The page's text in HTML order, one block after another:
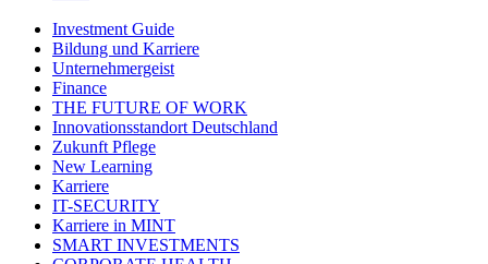
Investment Guide
Bildung und Karriere
Unternehmergeist
Finance
THE FUTURE OF WORK
Innovationsstandort Deutschland
Zukunft Pflege
New Learning
Karriere
IT-SECURITY
Karriere in MINT
SMART INVESTMENTS